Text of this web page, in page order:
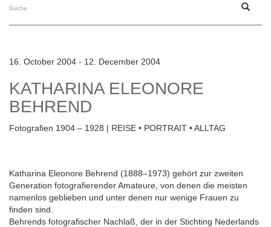
16. October 2004 - 12. December 2004
KATHARINA ELEONORE
BEHREND
Fotografien 1904 – 1928 | REISE • PORTRAIT • ALLTAG
Katharina Eleonore Behrend (1888–1973) gehört zur zweiten
Generation fotografierender Amateure, von denen die meisten
namenlos geblieben und unter denen nur wenige Frauen zu
finden sind.
Behrends fotografischer Nachlaß, der in der Stichting Nederlands